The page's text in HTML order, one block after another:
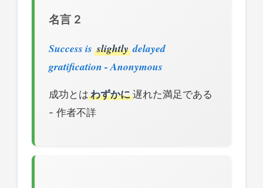
名言 2
Success is slightly delayed
gratification - Anonymous
成功とは わずかに遅れた満足である
- 作者不詳